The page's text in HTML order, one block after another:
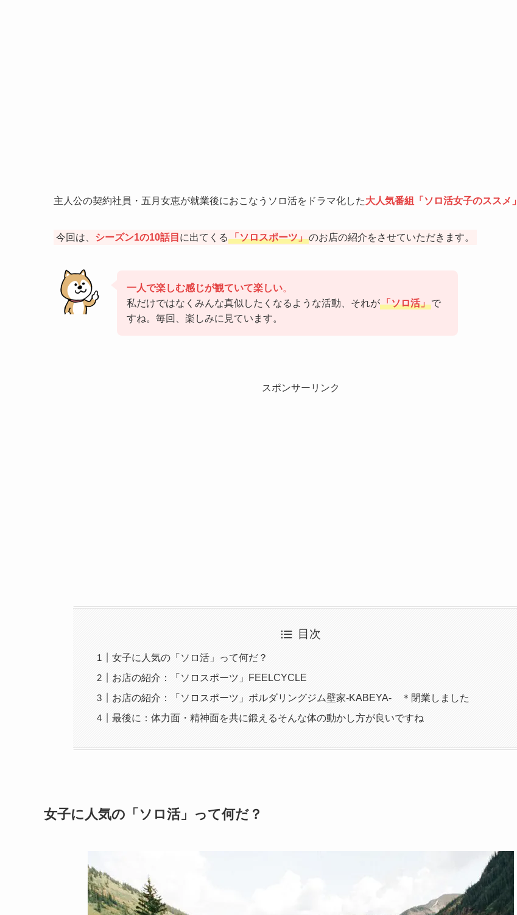
主人公の契約社員・五月女恵が就業後におこなうソロ活をドラマ化した大人気番組「ソロ活女子のススメ」
今回は、 シーズン1の10話目 に出てくる 「ソロスポーツ」のお店の紹介をさせていただきます。
一人で楽しむ感じが観ていて楽しい。
私だけではなくみんな真似したくなるような活動、それが「ソロ活」で
すね。毎回、楽しみに見ています。
スポンサーリンク
目次
女子に人気の「ソロ活」って何だ？
お店の紹介：「ソロスポーツ」FEELCYCLE
お店の紹介：「ソロスポーツ」ボルダリングジム壁家-KABEYA- ＊閉業しました
最後に：体力面・精神面を共に鍛えるそんな体の動かし方が良いですね
女子に人気の「ソロ活」って何だ？